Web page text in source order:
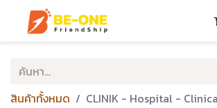
สินค้าทั้งหมด CLINIK - Hospital -